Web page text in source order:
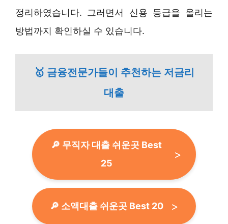
정리하였습니다. 그러면서 신용 등급을 올리는
방법까지 확인하실 수 있습니다.
🥇 금융전문가들이 추천하는 저금리
대출
🔎 무직자 대출 쉬운곳 Best
25
🔎 소액대출 쉬운곳 Best 20